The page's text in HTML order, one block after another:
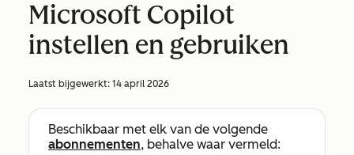
Microsoft Copilot
instellen en gebruiken
Laatst bijgewerkt: 14 april 2026
Beschikbaar met elk van de volgende
abonnementen, behalve waar vermeld: